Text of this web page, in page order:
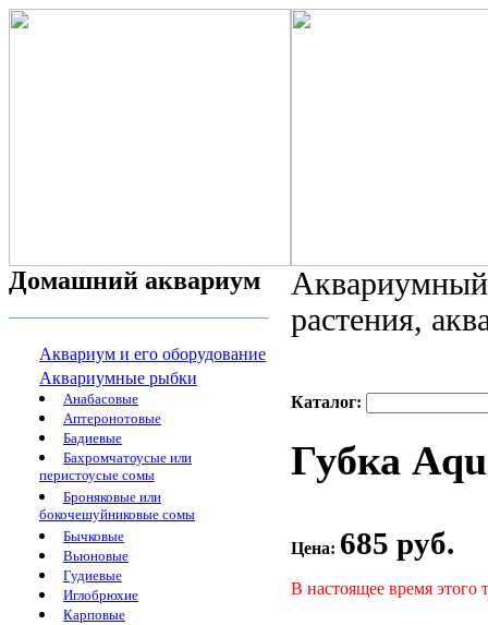
Домашний аквариум
Аквариум и его оборудование
Аквариумные рыбки
Анабасовые
Аптеронотовые
Бадиевые
Бахромчатоусые или
перистоусые сомы
Броняковые или
бокочешуйниковые сомы
Бычковые
Вьюновые
Гудиевые
Иглобрюхие
Карповые
растения,
Каталог:
Губка
Цена: 685 руб.
В настоящее время этого